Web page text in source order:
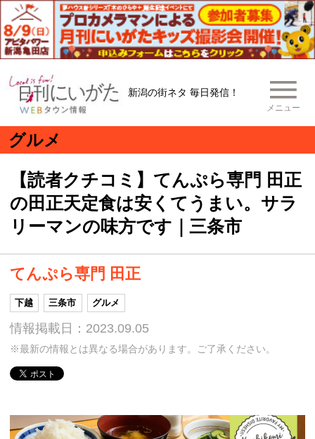
新潟の街ネタ 毎日発信！
メニュー
グルメ
【読者クチコミ】てんぷら専門 田正
の田正天定食は安くてうまい。サラ
リーマンの味方です｜三条市
てんぷら専門 田正
下越 三条市 グルメ
情報掲載日：2023.09.05
※最新の情報とは異なる場合があります。ご了承ください。